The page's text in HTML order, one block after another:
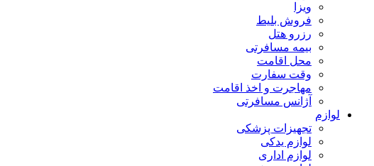
ویزا
فروش بلیط
رزرو هتل
بیمه مسافرتی
محل اقامت
وقت سفارت
مهاجرت و اخذ اقامت
آژانس مسافرتی
لوازم
تجهیزات پزشکی
لوازم یدکی
لوازم اداری